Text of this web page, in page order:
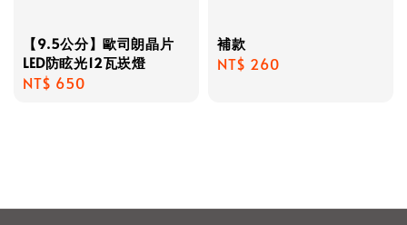
【9.5公分】歐司朗晶片
LED防眩光12瓦崁燈
Regular
NT$ 650
補款
Regular
NT$ 260